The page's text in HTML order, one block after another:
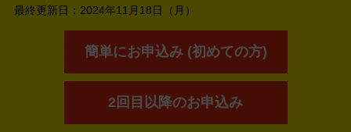
最終更新日： 2024年11月18日（月）
簡単にお申込み (初めての方)
2回目以降のお申込み